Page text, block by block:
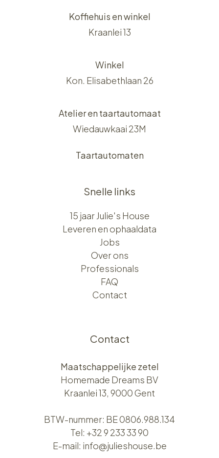
Koffiehuis en winkel
Kraanlei 13
Winkel
Kon. Elisabethlaan 26
Atelier en taartautomaat
Wiedauwkaai 23M
Taartautomaten
Snelle links
15 jaar Julie's House
Leveren en ophaaldata
Jobs
Over ons​​
Professionals
FAQ
Contact
Contact
Maatschappelijke zetel
Homemade Dreams BV
Kraanlei 13, 9000 Gent
BTW-nummer: BE 0806.988.134
Tel: +32 9 233 33 90
E-mail: info@julieshouse.be